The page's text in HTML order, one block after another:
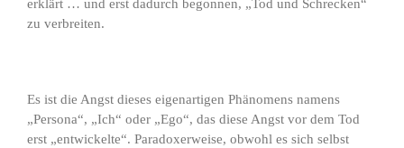
erklärt … und erst dadurch begonnen, „Tod und Schrecken“
zu verbreiten.
Es ist die Angst dieses eigenartigen Phänomens namens
„Persona“, „Ich“ oder „Ego“, das diese Angst vor dem Tod
erst „entwickelte“. Paradoxerweise, obwohl es sich selbst